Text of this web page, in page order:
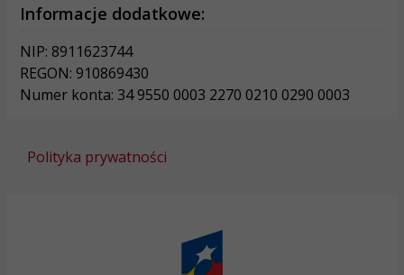
Informacje dodatkowe:
NIP: 8911623744
REGON: 910869430
Numer konta: 34 9550 0003 2270 0210 0290 0003
Polityka prywatności